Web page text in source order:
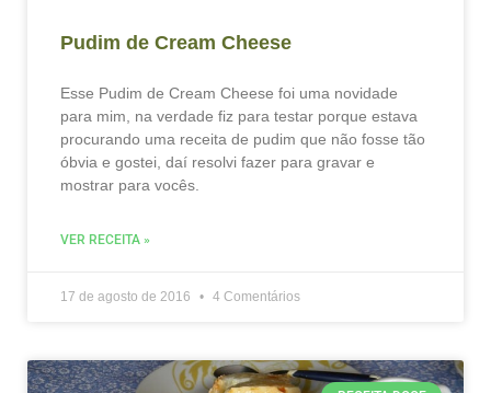
Pudim de Cream Cheese
Esse Pudim de Cream Cheese foi uma novidade
para mim, na verdade fiz para testar porque estava
procurando uma receita de pudim que não fosse tão
óbvia e gostei, daí resolvi fazer para gravar e
mostrar para vocês.
VER RECEITA »
17 de agosto de 2016 4 Comentários